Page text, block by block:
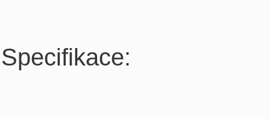
Specifikace: